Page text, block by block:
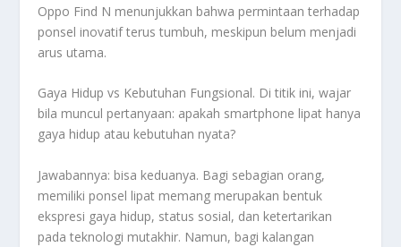
Oppo Find N menunjukkan bahwa permintaan terhadap
ponsel inovatif terus tumbuh, meskipun belum menjadi
arus utama.
Gaya Hidup vs Kebutuhan Fungsional. Di titik ini, wajar
bila muncul pertanyaan: apakah smartphone lipat hanya
gaya hidup atau kebutuhan nyata?
Jawabannya: bisa keduanya. Bagi sebagian orang,
memiliki ponsel lipat memang merupakan bentuk
ekspresi gaya hidup, status sosial, dan ketertarikan
pada teknologi mutakhir. Namun, bagi kalangan